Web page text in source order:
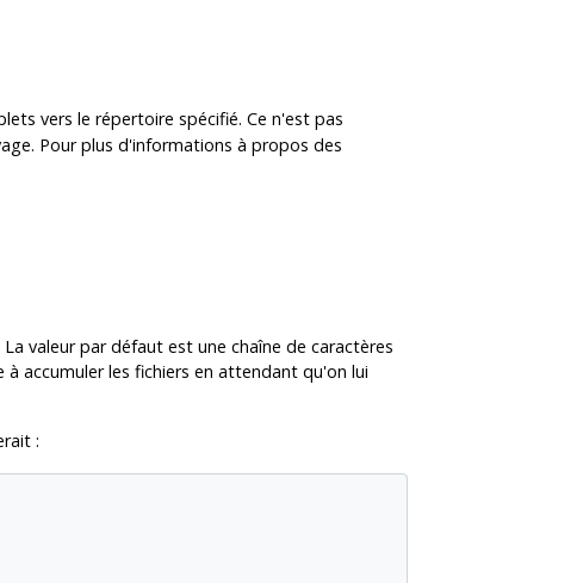
vers le répertoire spécifié. Ce n'est pas
Pour plus d'informations à propos des
valeur par défaut est une chaîne de caractères
accumuler les fichiers en attendant qu'on lui
: